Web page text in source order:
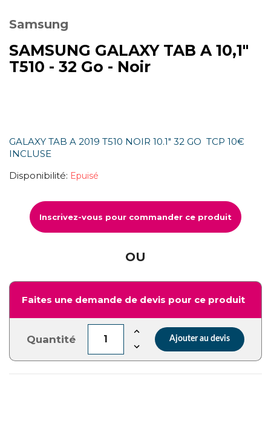
Samsung
SAMSUNG GALAXY TAB A 10,1"
T510 - 32 Go - Noir
GALAXY TAB A 2019 T510 NOIR 10.1" 32 GO TCP 10€
INCLUSE
Disponibilité: Epuisé
Inscrivez-vous pour commander ce produit
OU
Faites une demande de devis pour ce produit
Quantité Ajouter au devis